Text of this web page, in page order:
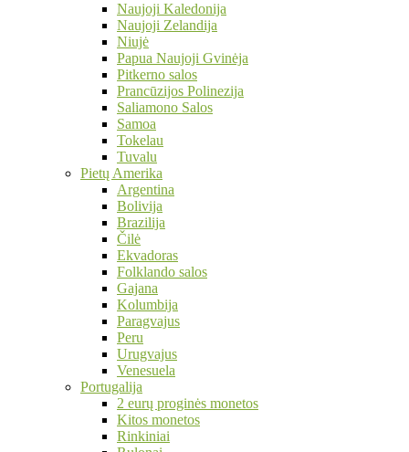
Naujoji Kaledonija
Naujoji Zelandija
Niujė
Papua Naujoji Gvinėja
Pitkerno salos
Prancūzijos Polinezija
Saliamono Salos
Samoa
Tokelau
Tuvalu
Pietų Amerika
Argentina
Bolivija
Brazilija
Čilė
Ekvadoras
Folklando salos
Gajana
Kolumbija
Paragvajus
Peru
Urugvajus
Venesuela
Portugalija
2 eurų proginės monetos
Kitos monetos
Rinkiniai